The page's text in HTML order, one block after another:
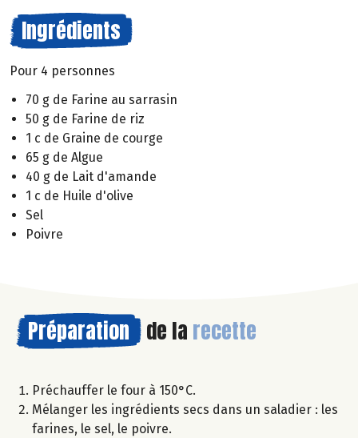
Ingrédients
Pour 4 personnes
70 g de Farine au sarrasin
50 g de Farine de riz
1 c de Graine de courge
65 g de Algue
40 g de Lait d'amande
1 c de Huile d'olive
Sel
Poivre
Préparation de la recette
Préchauffer le four à 150°C.
Mélanger les ingrédients secs dans un saladier : les
farines, le sel, le poivre.